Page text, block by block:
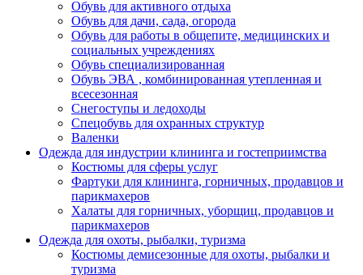
Обувь для активного отдыха
Обувь для дачи, сада, огорода
Обувь для работы в общепите, медицинских и
социальных учреждениях
Обувь специализированная
Обувь ЭВА , комбинированная утепленная и
всесезонная
Снегоступы и ледоходы
Спецобувь для охранных структур
Валенки
Одежда для индустрии клининга и гостеприимства
Костюмы для сферы услуг
Фартуки для клининга, горничных, продавцов и
парикмахеров
Халаты для горничных, уборщиц, продавцов и
парикмахеров
Одежда для охоты, рыбалки, туризма
Костюмы демисезонные для охоты, рыбалки и
туризма